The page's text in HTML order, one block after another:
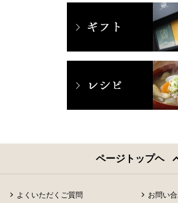
ページトップヘ
よくいただくご質問 お問い